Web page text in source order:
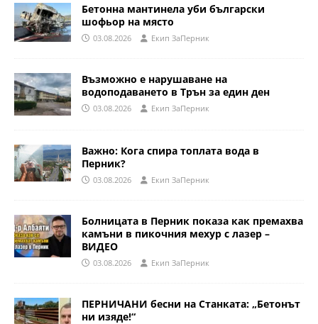
Бетонна мантинела уби български
шофьор на място
03.08.2026 Eкип ЗаПерник
Възможно е нарушаване на
водоподаването в Трън за един ден
03.08.2026 Eкип ЗаПерник
Важно: Кога спира топлата вода в
Перник?
03.08.2026 Eкип ЗаПерник
Болницата в Перник показа как премахва
камъни в пикочния мехур с лазер –
ВИДЕО
03.08.2026 Eкип ЗаПерник
ПЕРНИЧАНИ бесни на Станката: „Бетонът
ни изяде!“